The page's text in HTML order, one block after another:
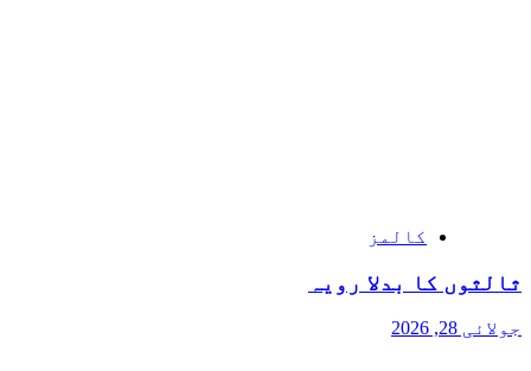
کالمز
ثالثوں کا بدلا رویہ
جولائی 28, 2026